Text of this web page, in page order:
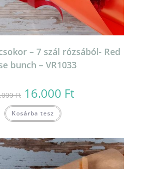
– 7 szál rózsából- Red
bunch – VR1033
Ft
Original
price
was:
20.000 Ft.
16.000 FtCurrent
price
Kosárba tesz